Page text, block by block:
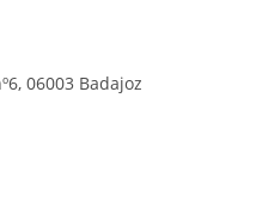
06003 Badajoz